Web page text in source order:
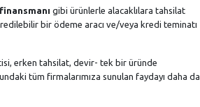
gibi ürünlerle alacaklılara tahsilat
bir ödeme aracı ve/veya kredi teminatı
erken tahsilat, devir- tek bir üründe
tüm firmalarımıza sunulan faydayı daha da